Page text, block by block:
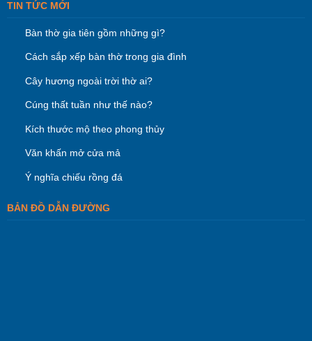
TIN TỨC MỚI
Bàn thờ gia tiên gồm những gì?
Cách sắp xếp bàn thờ trong gia đình
Cây hương ngoài trời thờ ai?
Cúng thất tuần như thế nào?
Kích thước mộ theo phong thủy
Văn khấn mở cửa mả
Ý nghĩa chiếu rồng đá
BẢN ĐỒ DẪN ĐƯỜNG